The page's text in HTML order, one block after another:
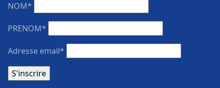
NOM*
PRENOM*
Adresse email*